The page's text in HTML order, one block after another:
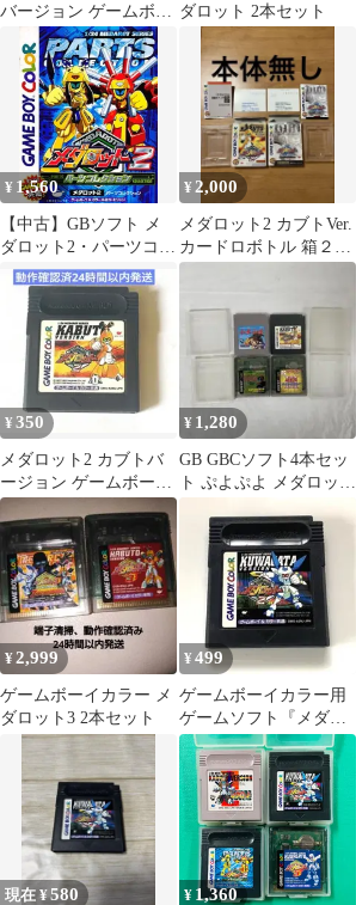
バージョン ゲームボー
イカラー
ダロット 2本セット
¥ 1,560
【中古】GBソフト メ
ダロット2・パーツコレ
クション
¥ 2,000
メダロット2 カブトVer.
カードロボトル 箱２ケ
ース 本体無し
¥ 350
メダロット2 カブトバ
ージョン ゲームボーイ
カラー 12g
¥ 1,280
GB GBCソフト4本セッ
ト ぷよぷよ メダロット
¥2,999
ゲームボーイカラー メ
ダロット3 2本セット
¥ 499
ゲームボーイカラー用
ゲームソフト『メダロ
ット2 クワガタバージ
ョン』
現在 ¥580 ¥ 1,360